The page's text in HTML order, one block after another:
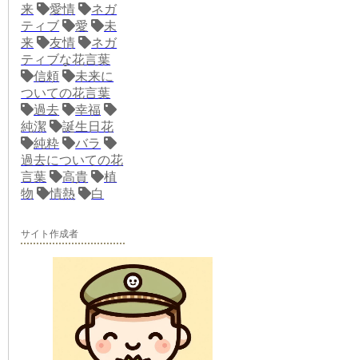
来
愛情
ネガ
ティブ
愛
未
来
友情
ネガ
ティブな花言葉
信頼
未来に
ついての花言葉
過去
幸福
純潔
誕生日花
純粋
バラ
過去についての花
言葉
高貴
植
物
情熱 白
サイト作成者